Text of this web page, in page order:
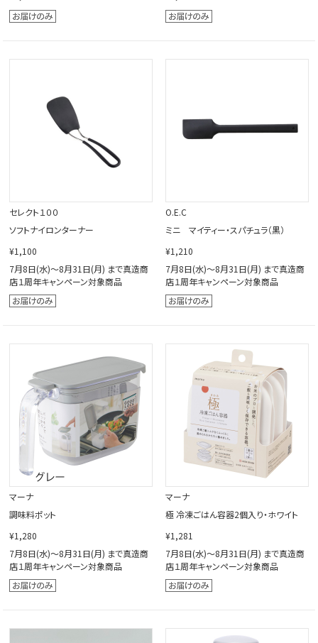
セレクト１００
ソフトナイロンターナー
¥1,100
7月8日(水)～8月31日(月) まで真造商
店１周年キャンペーン対象商品
O.E.C
ミニ マイティー・スパチュラ（黒）
¥1,210
7月8日(水)～8月31日(月) まで真造商
店１周年キャンペーン対象商品
マーナ
調味料ポット
¥1,280
7月8日(水)～8月31日(月) まで真造商
店１周年キャンペーン対象商品
マーナ
極 冷凍ごはん容器2個入り・ホワイト
¥1,281
7月8日(水)～8月31日(月) まで真造商
店１周年キャンペーン対象商品